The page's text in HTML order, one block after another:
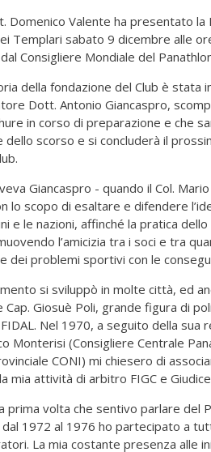
Domenico Valente ha presentato
Templari sabato 9 dicembre alle
Consigliere Mondiale del
della fondazione del Club è
Dott. Antonio Giancaspro,
in corso di preparazione e che
dello scorso e si concluderà il
Giancaspro - quando il Col.
lo scopo di esaltare e difendere
e le nazioni, affinché la pratica
l’amicizia tra i soci e tra
dei problemi sportivi con le
si sviluppò in molte città, ed
Cap. Giosuè Poli, grande figura di
Nel 1970, a seguito della sua
Monterisi (Consigliere Centrale
CONI) mi chiesero di
mia attività di arbitro FIGC e
prima volta che sentivo parlare del
1972 al 1976 ho partecipato a
La mia costante presenza alle